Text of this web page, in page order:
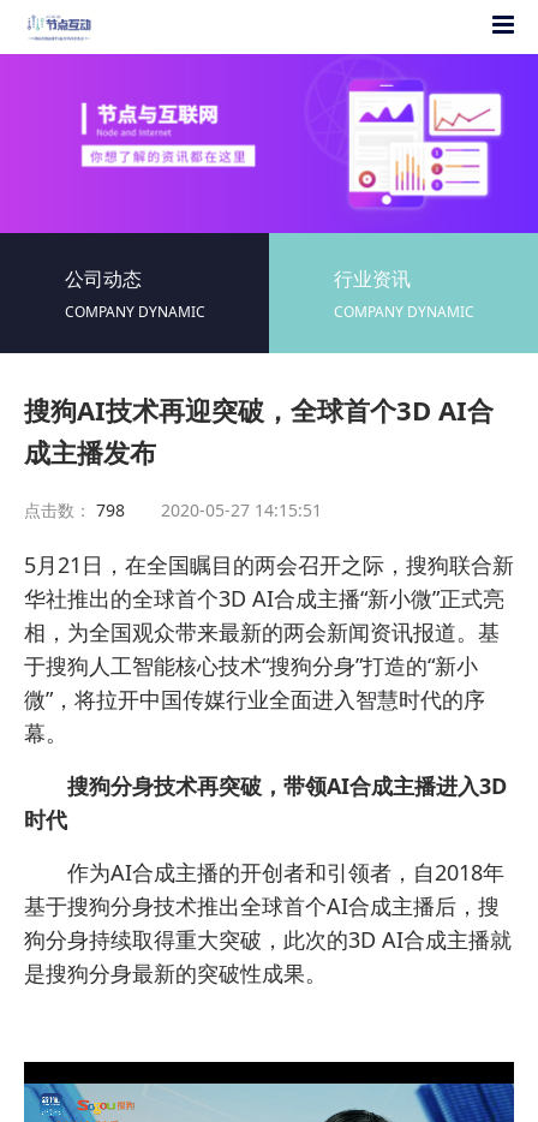
公司动态
COMPANY DYNAMIC
行业资讯
COMPANY DYNAMIC
搜狗AI技术再迎突破，全球首个3D AI合
成主播发布
点击数： 798 2020-05-27 14:15:51
5月21日，在全国瞩目的两会召开之际，搜狗联合新
华社推出的全球首个3D AI合成主播“新小微”正式亮
相，为全国观众带来最新的两会新闻资讯报道。基
于搜狗人工智能核心技术“搜狗分身”打造的“新小
微”，将拉开中国传媒行业全面进入智慧时代的序
幕。
搜狗分身技术再突破，带领AI合成主播进入3D
时代
作为AI合成主播的开创者和引领者，自2018年
基于搜狗分身技术推出全球首个AI合成主播后，搜
狗分身持续取得重大突破，此次的3D AI合成主播就
是搜狗分身最新的突破性成果。